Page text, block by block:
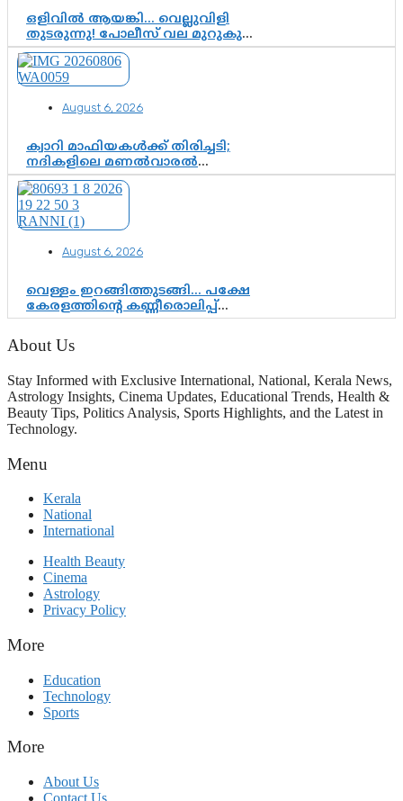
ഒളിവിൽ ആയങ്കി… വെല്ലുവിളി
തുടരുന്നു! പോലീസ് വല മുറുകുന്നു;
പിടികൂടാൻ SIT രംഗത്ത്. ഇനി ചോദ്യം
ആയങ്കി എവിടെ എന്നത് മാത്രം അല്ല
—ആയങ്കി കസ്റ്റഡിയിലായാൽ
വിവരങ്ങൾ?”
August 6, 2026
ക്വാറി മാഫിയകൾക്ക് തിരിച്ചടി;
നദികളിലെ മണൽവാരൽ
പുനരാരംഭിക്കാൻ വി.ഡി. സർക്കാർ
തീരുമാനം
August 6, 2026
വെള്ളം ഇറങ്ങിത്തുടങ്ങി… പക്ഷേ
കേരളത്തിന്റെ കണ്ണീരൊലിപ്പ്
എന്നവസാനിക്കും?
About Us
Stay Informed with Exclusive International, National, Kerala News,
Astrology Insights, Cinema Updates, Educational Trends, Health &
Beauty Tips, Politics Analysis, Sports Highlights, and the Latest in
Technology.
Menu
Kerala
National
International
Health Beauty
Cinema
Astrology
Privacy Policy
More
Education
Technology
Sports
More
About Us
Contact Us